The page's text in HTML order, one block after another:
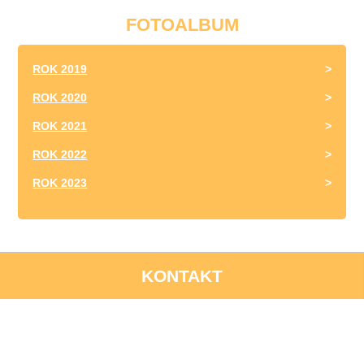
FOTOALBUM
ROK 2019
ROK 2020
ROK 2021
ROK 2022
ROK 2023
KONTAKT